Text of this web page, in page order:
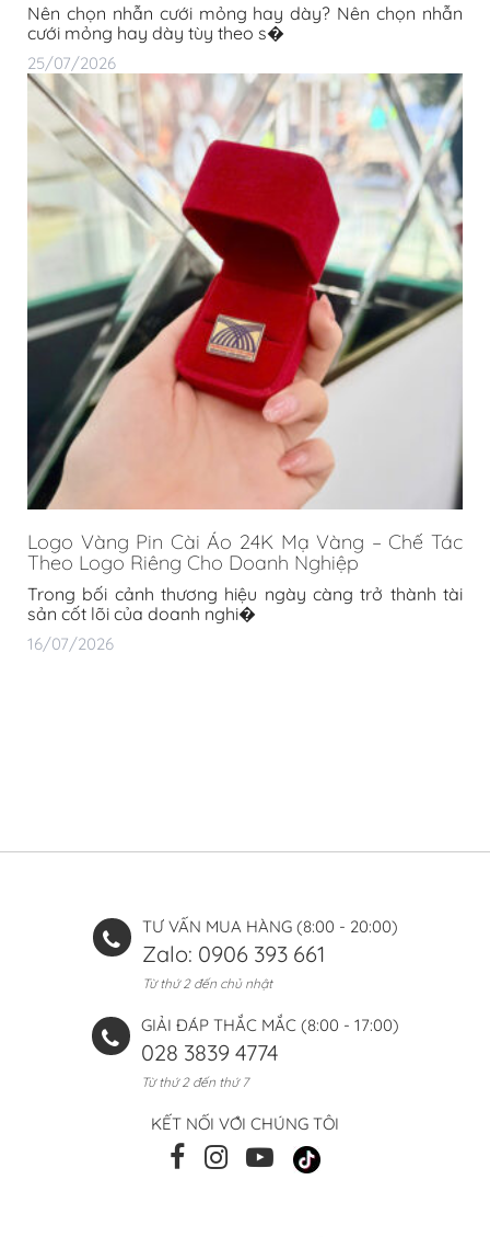
Nên chọn nhẫn cưới mỏng hay dày? Nên chọn nhẫn
cưới mỏng hay dày tùy theo s�
25/07/2026
Logo Vàng Pin Cài Áo 24K Mạ Vàng – Chế Tác
Theo Logo Riêng Cho Doanh Nghiệp
Trong bối cảnh thương hiệu ngày càng trở thành tài
sản cốt lõi của doanh nghi�
16/07/2026
TƯ VẤN MUA HÀNG (8:00 - 20:00)
Zalo: 0906 393 661
Từ thứ 2 đến chủ nhật
GIẢI ĐÁP THẮC MẮC (8:00 - 17:00)
028 3839 4774
Từ thứ 2 đến thứ 7
KẾT NỐI VỚI CHÚNG TÔI